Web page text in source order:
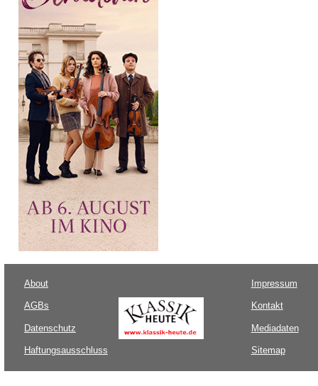
About
AGBs
Datenschutz
Haftungsausschluss
Impressum
Kontakt
Mediadaten
Sitemap